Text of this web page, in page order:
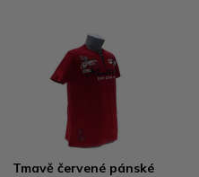
Tmavě červené pánské